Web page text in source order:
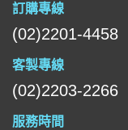
訂購專線
(02)2201-4458
客製專線
(02)2203-2266
服務時間